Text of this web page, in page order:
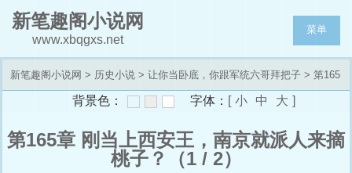
新笔趣阁小说网
www.xbqgxs.net
菜单
新笔趣阁小说网 > 历史小说 > 让你当卧底，你跟军统六哥拜把子 > 第165
章 刚当上西安王，南京就派人来摘桃子？
背景色： 字体： [ 小 中 大 ]
第165章 刚当上西安王，南京就派人来摘
桃子？（1 / 2）